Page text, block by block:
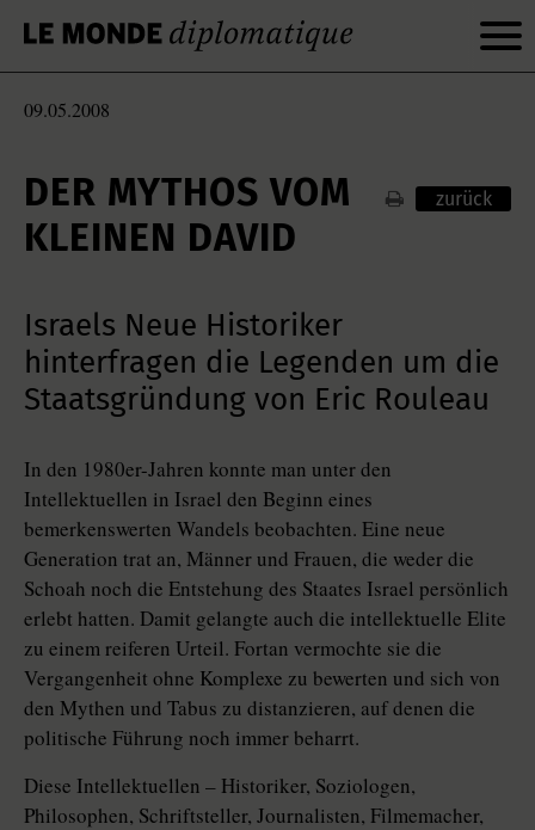
09.05.2008
DER MYTHOS VOM
KLEINEN DAVID
zurück
Israels Neue Historiker
hinterfragen die Legenden um die
Staatsgründung von Eric Rouleau
In den 1980er-Jahren konnte man unter den
Intellektuellen in Israel den Beginn eines
bemerkenswerten Wandels beobachten. Eine neue
Generation trat an, Männer und Frauen, die weder die
Schoah noch die Entstehung des Staates Israel persönlich
erlebt hatten. Damit gelangte auch die intellektuelle Elite
zu einem reiferen Urteil. Fortan vermochte sie die
Vergangenheit ohne Komplexe zu bewerten und sich von
den Mythen und Tabus zu distanzieren, auf denen die
politische Führung noch immer beharrt.
Diese Intellektuellen – Historiker, Soziologen,
Philosophen, Schriftsteller, Journalisten, Filmemacher,